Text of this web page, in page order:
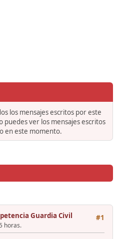
los mensajes escritos por este
puedes ver los mensajes escritos
en este momento.
#1
Guardia Civil
horas.